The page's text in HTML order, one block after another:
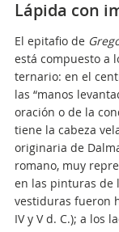
Lápida con
El epitafio de
está compuesto a
ternario: en el
las “manos
oración o de la
tiene la cabeza
originaria de
romano, muy
en las pinturas de
vestiduras fueron
IV y V d. C.); a los